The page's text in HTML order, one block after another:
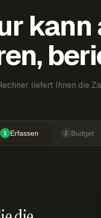
liefert Ihnen die
1 Erfassen 2 Budget